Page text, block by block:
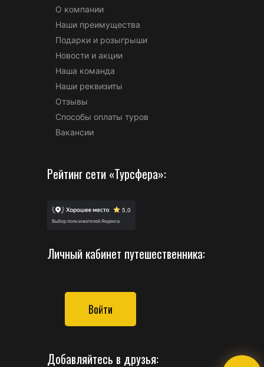
О компании
Наши преимущества
Подарки и розыгрыши
Новости и акции
Наша команда
Наши реквизиты
Отзывы
Способы оплаты туров
Вакансии
Рейтинг сети «Турсфера»:
Личный кабинет путешественника:
Войти
Добавляйтесь в друзья: